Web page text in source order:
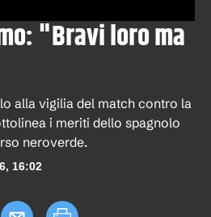
"Bravi loro ma
alla vigilia del match contro la
i meriti dello spagnolo
neroverde.
16:02